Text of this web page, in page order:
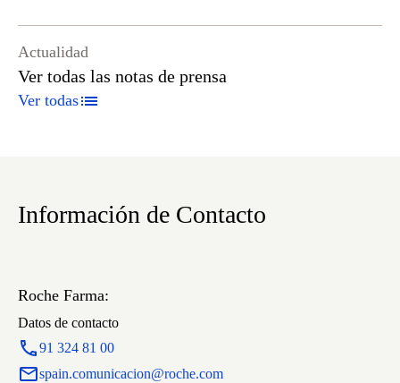
Actualidad
Ver todas las notas de prensa
Ver todas
Información de Contacto
Roche Farma:
Datos de contacto
91 324 81 00
spain.comunicacion@roche.com